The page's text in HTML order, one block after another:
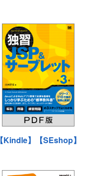
【Kindle】 【SEshop】